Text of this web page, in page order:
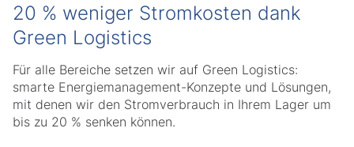
20 % weniger Stromkosten dank
Green Logistics
Für alle Bereiche setzen wir auf Green Logistics:
smarte Energiemanagement-Konzepte und Lösungen,
mit denen wir den Stromverbrauch in Ihrem Lager um
bis zu 20 % senken können.